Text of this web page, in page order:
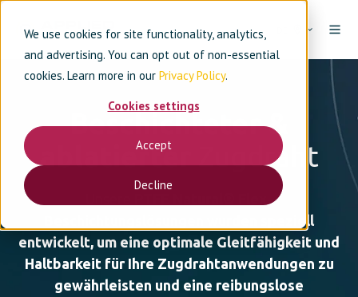
We use cookies for site functionality, analytics,
and advertising. You can opt out of non-essential
cookies. Learn more in our Privacy Policy.
Cookies settings
Accept
Decline
Beschichteter &
ablatierter
Zugdraht
Beschichtungslösungen wurden speziell
entwickelt, um eine optimale Gleitfähigkeit und
Haltbarkeit für Ihre Zugdrahtanwendungen zu
gewährleisten und eine reibungslose